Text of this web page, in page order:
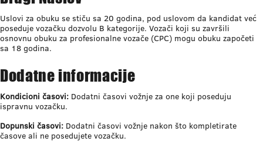
Uslovi za obuku se stiču sa 20 godina, pod uslovom da kandidat već
poseduje vozačku dozvolu B kategorije. Vozači koji su završili
osnovnu obuku za profesionalne vozače (CPC) mogu obuku započeti
sa 18 godina.
Dodatne informacije
Kondicioni časovi: Dodatni časovi vožnje za one koji poseduju
ispravnu vozačku.
Dopunski časovi: Dodatni časovi vožnje nakon što kompletirate
časove ali ne posedujete vozačku.